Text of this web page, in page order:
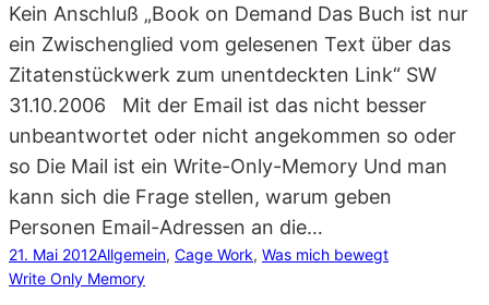
Kein Anschluß „Book on Demand Das Buch ist nur
ein Zwischenglied vom gelesenen Text über das
Zitatenstückwerk zum unentdeckten Link“ SW
31.10.2006 Mit der Email ist das nicht besser
unbeantwortet oder nicht angekommen so oder
so Die Mail ist ein Write-Only-Memory Und man
kann sich die Frage stellen, warum geben
Personen Email-Adressen an die…
21. Mai 2012Allgemein, Cage Work, Was mich bewegt
Write Only Memory